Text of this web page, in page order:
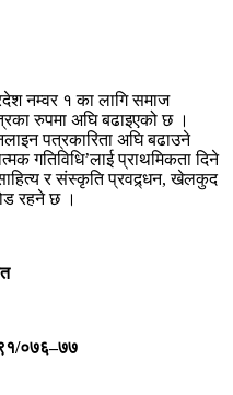
नम्वर १ का लागि समाज
रुपमा अघि बढाइएको छ ।
पत्रकारिता अघि बढाउने
गतिविधि’लाई प्राथमिकता दिने
र संस्कृति प्रवद्र्धन, खेलकुद
रहने छ ।
०७६–७७